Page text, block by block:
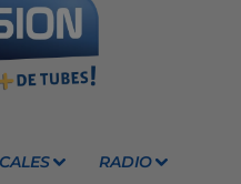
RADIO